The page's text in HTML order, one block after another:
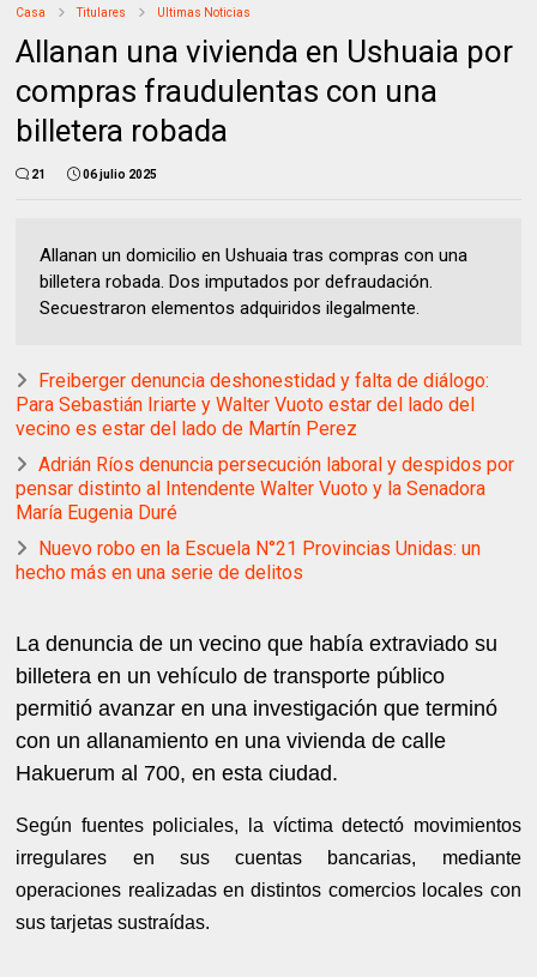
Casa Titulares Ultimas Noticias
Allanan una vivienda en Ushuaia por
compras fraudulentas con una
billetera robada
21 06 julio 2025
Allanan un domicilio en Ushuaia tras compras con una
billetera robada. Dos imputados por defraudación.
Secuestraron elementos adquiridos ilegalmente.
Freiberger denuncia deshonestidad y falta de diálogo:
Para Sebastián Iriarte y Walter Vuoto estar del lado del
vecino es estar del lado de Martín Perez
Adrián Ríos denuncia persecución laboral y despidos por
pensar distinto al Intendente Walter Vuoto y la Senadora
María Eugenia Duré
Nuevo robo en la Escuela N°21 Provincias Unidas: un
hecho más en una serie de delitos
La denuncia de un vecino que había extraviado su
billetera en un vehículo de transporte público
permitió avanzar en una investigación que terminó
con un allanamiento en una vivienda de calle
Hakuerum al 700, en esta ciudad.
Según fuentes policiales, la víctima detectó movimientos
irregulares en sus cuentas bancarias, mediante
operaciones realizadas en distintos comercios locales con
sus tarjetas sustraídas.